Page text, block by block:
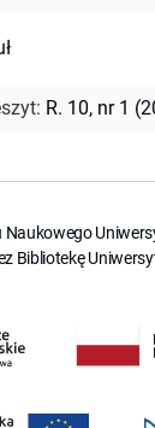
: R. 10, nr 1
Bibliotekę